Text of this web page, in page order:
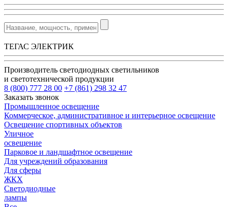
ТЕГАС ЭЛЕКТРИК
Производитель светодиодных светильников
и светотехнической продукции
8 (800) 777 28 00 +7 (861) 298 32 47
Заказать звонок
Промышленное освещение
Коммерческое, административное и интерьерное освещение
Освещение спортивных объектов
Уличное
освещение
Парковое и ландшафтное освещение
Для учреждений образования
Для сферы
ЖКХ
Светодиодные
лампы